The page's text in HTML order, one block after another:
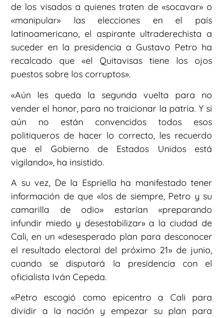
de los visados a quienes traten de «socavar» o
«manipular» las elecciones en el país
latinoamericano, el aspirante ultraderechista a
suceder en la presidencia a Gustavo Petro ha
recalcado que «el Quitavisas tiene los ojos
puestos sobre los corruptos».
«Aún les queda la segunda vuelta para no
vender el honor, para no traicionar la patria. Y si
aún no están convencidos todos esos
politiqueros de hacer lo correcto, les recuerdo
que el Gobierno de Estados Unidos está
vigilando», ha insistido.
A su vez, De la Espriella ha manifestado tener
información de que «los de siempre, Petro y su
camarilla de odio» estarían «preparando
infundir miedo y desestabilizar» a la ciudad de
Cali, en un «desesperado plan para desconocer
el resultado electoral del próximo 21» de junio,
cuando se disputará la presidencia con el
oficialista Iván Cepeda.
«Petro escogió como epicentro a Cali para
dividir a la nación y empezar su plan para